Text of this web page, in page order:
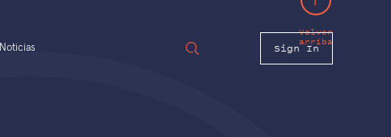
Noticias Sign In
Volver
arriba